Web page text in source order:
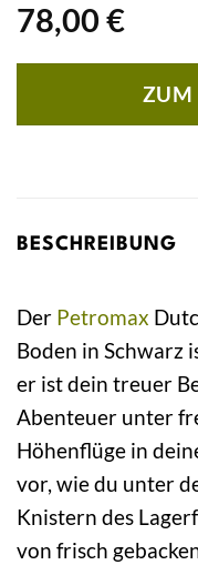
78,00 €
ZUM
BESCHREIBUNG
Der Petromax
Boden in Schwarz
er ist dein treuer
Abenteuer unter
Höhenflüge in
vor, wie du unter
Knistern des
von frisch